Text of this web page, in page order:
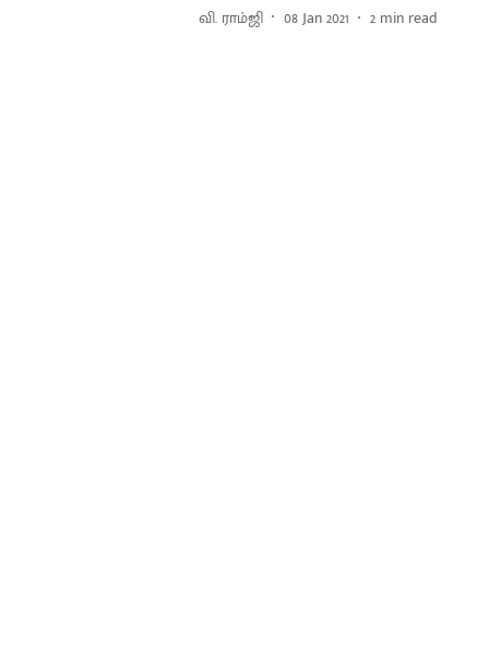
வி. ராம்ஜி 08 Jan 2021 2 min read